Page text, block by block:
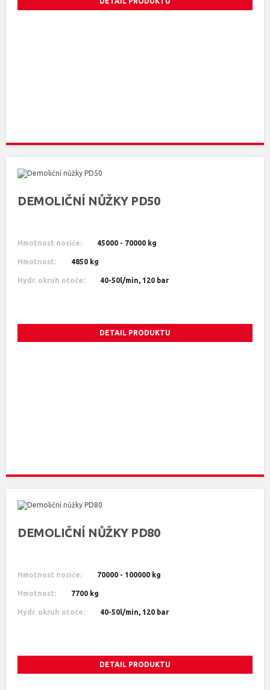
DEMOLIČNÍ NŮŽKY PD50
Hmotnost nosiče: 45000 - 70000 kg
Hmotnost: 4850 kg
Hydr. okruh otoče: 40-50l/min, 120 bar
DETAIL PRODUKTU
DEMOLIČNÍ NŮŽKY PD80
Hmotnost nosiče: 70000 - 100000 kg
Hmotnost: 7700 kg
Hydr. okruh otoče: 40-50l/min, 120 bar
DETAIL PRODUKTU